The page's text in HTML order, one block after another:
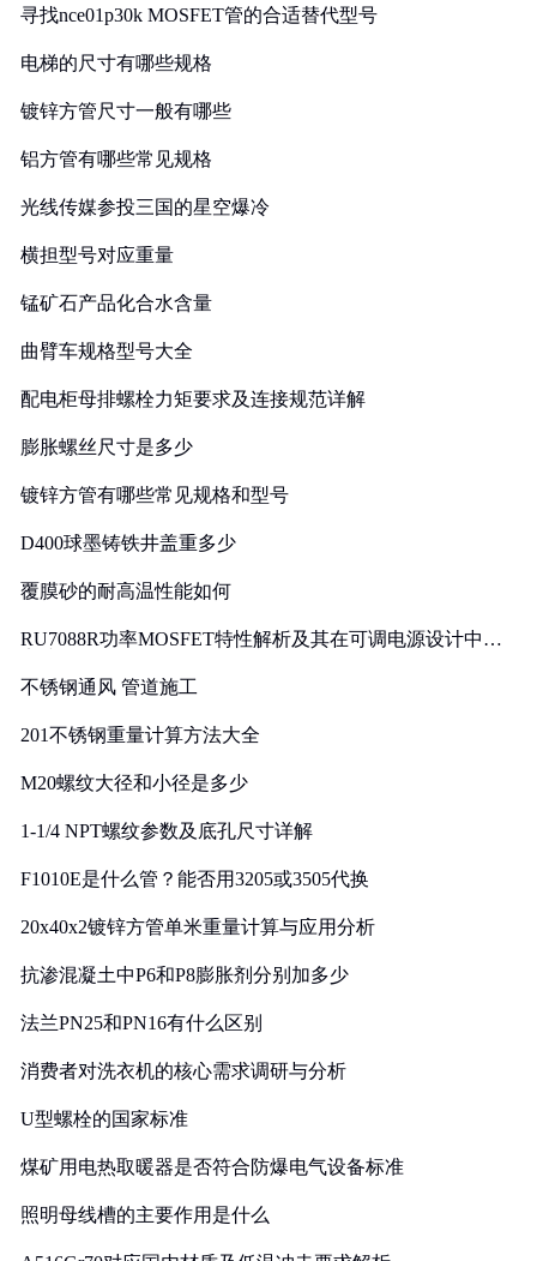
寻找nce01p30k MOSFET管的合适替代型号
电梯的尺寸有哪些规格
镀锌方管尺寸一般有哪些
铝方管有哪些常见规格
光线传媒参投三国的星空爆冷
横担型号对应重量
锰矿石产品化合水含量
曲臂车规格型号大全
配电柜母排螺栓力矩要求及连接规范详解
膨胀螺丝尺寸是多少
镀锌方管有哪些常见规格和型号
D400球墨铸铁井盖重多少
覆膜砂的耐高温性能如何
RU7088R功率MOSFET特性解析及其在可调电源设计中的
不锈钢通风 管道施工
201不锈钢重量计算方法大全
M20螺纹大径和小径是多少
1-1/4 NPT螺纹参数及底孔尺寸详解
F1010E是什么管？能否用3205或3505代换
20x40x2镀锌方管单米重量计算与应用分析
抗渗混凝土中P6和P8膨胀剂分别加多少
法兰PN25和PN16有什么区别
消费者对洗衣机的核心需求调研与分析
U型螺栓的国家标准
煤矿用电热取暖器是否符合防爆电气设备标准
照明母线槽的主要作用是什么